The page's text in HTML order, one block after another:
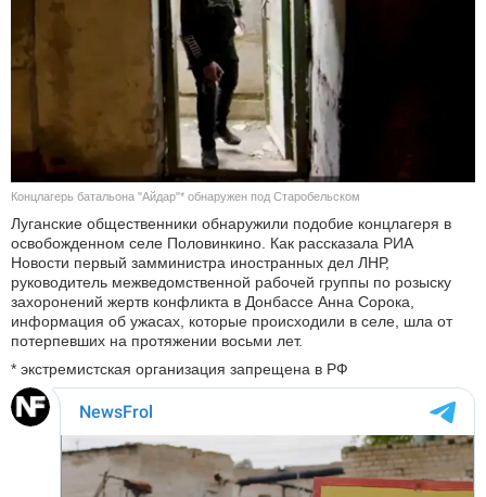
ОБЩЕСТВО
КУЛЬТУРА
НАУКА
СПОРТ
АВТО И МОТО
ЭГОИЗМ
Концлагерь батальона "Айдар"* обнаружен под Старобельском
Луганские общественники обнаружили подобие концлагеря в
освобожденном селе Половинкино. Как рассказала РИА
Новости первый замминистра иностранных дел ЛНР,
руководитель межведомственной рабочей группы по розыску
захоронений жертв конфликта в Донбассе Анна Сорока,
информация об ужасах, которые происходили в селе, шла от
потерпевших на протяжении восьми лет.
* экстремистская организация запрещена в РФ